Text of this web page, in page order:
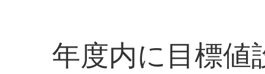
年度内に目標値